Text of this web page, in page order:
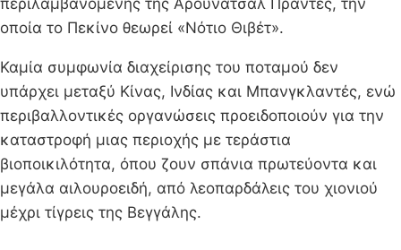
οποία το Πεκίνο θεωρεί «Νότιο Θιβέτ».
Καμία συμφωνία διαχείρισης του ποταμού δεν
υπάρχει μεταξύ Κίνας, Ινδίας και Μπανγκλαντές, ενώ
περιβαλλοντικές οργανώσεις προειδοποιούν για την
καταστροφή μιας περιοχής με τεράστια
βιοποικιλότητα, όπου ζουν σπάνια πρωτεύοντα και
μεγάλα αιλουροειδή, από λεοπαρδάλεις του χιονιού
μέχρι τίγρεις της Βεγγάλης.